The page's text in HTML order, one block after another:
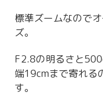
標準ズームなので
ズ。
F2.8の明るさと
端19cmまで寄れる
す。